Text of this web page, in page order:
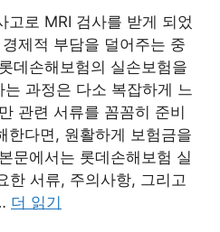
고로 MRI 검사를 받게 되었
제적 부담을 덜어주는 중
데손해보험의 실손보험을
과정은 다소 복잡하게 느
관련 서류를 꼼꼼히 준비
한다면, 원활하게 보험금을
문에서는 롯데손해보험 실
한 서류, 주의사항, 그리고
더 읽기